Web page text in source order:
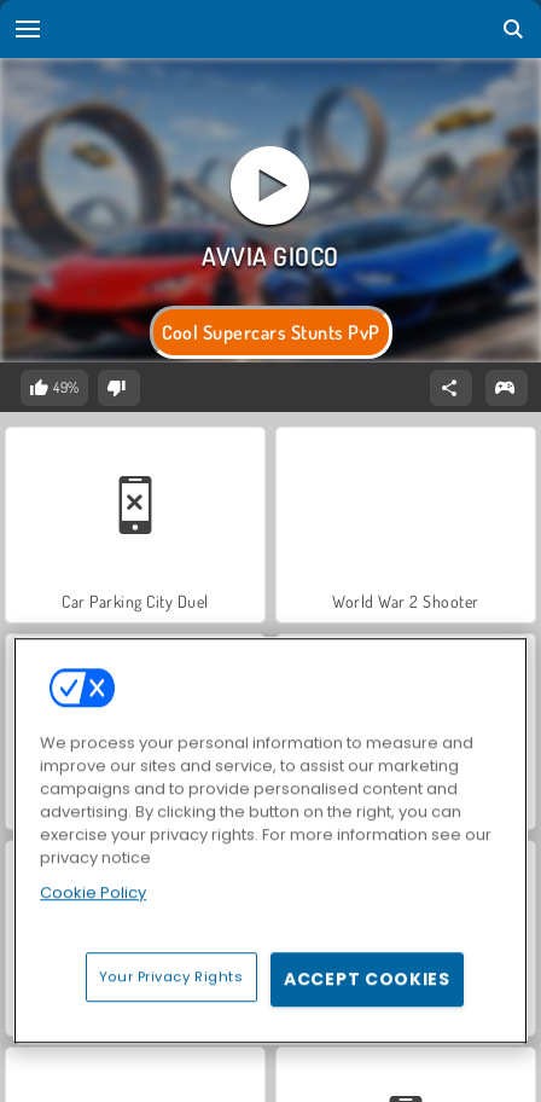
Cool Supercars Stunts PvP
49%
Car Parking City Duel World War 2 Shooter
VegaMix Da Vinci Puzzles Hidden Object: Street of Secrets
Farm Merge Valley
We process your personal information to measure and
improve our sites and service, to assist our marketing
campaigns and to provide personalised content and
advertising. By clicking the button on the right, you can
exercise your privacy rights. For more information see our
privacy notice
Cookie Policy
Your Privacy Rights ACCEPT COOKIES